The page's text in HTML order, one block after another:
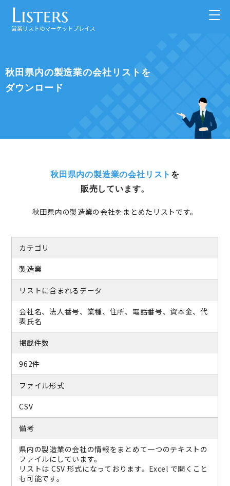
秋田県内の製造業の会社リストを
ダウンロード
秋田県内の製造業の会社リスト を
販売しています。
秋田県内の製造業の会社をまとめたリストです。
カテゴリ
製造業
リストに含まれるデータ
会社名、法人番号、業種、住所、電話番号、資本金、代
表氏名
掲載件数
962件
ファイル形式
CSV
備考
県内の製造業の会社の情報をまとめて一つのテキストの
ファイルにしています。
リストは CSV 形式になっております。Excel で開くこと
も可能です。